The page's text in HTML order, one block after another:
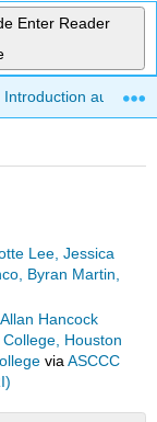
Enter Reader
Introduction au
Lee, Jessica
Byran Martin,
Hancock
Houston
via ASCCC